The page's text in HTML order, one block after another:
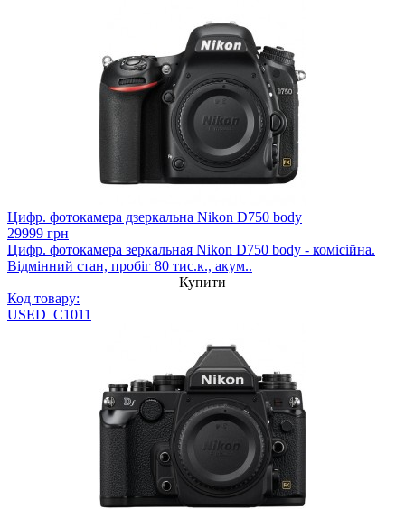
Цифр. фотокамера дзеркальна Nikon D750 body
29999 грн
Цифр. фотокамера зеркальная Nikon D750 body - комісійна.
Відмінний стан, пробіг 80 тис.к., акум..
Купити
Код товару:
USED_C1011